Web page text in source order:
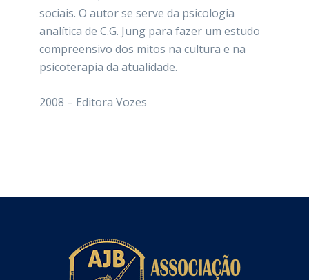
sociais. O autor se serve da psicologia
analítica de C.G. Jung para fazer um estudo
compreensivo dos mitos na cultura e na
psicoterapia da atualidade.
2008 – Editora Vozes